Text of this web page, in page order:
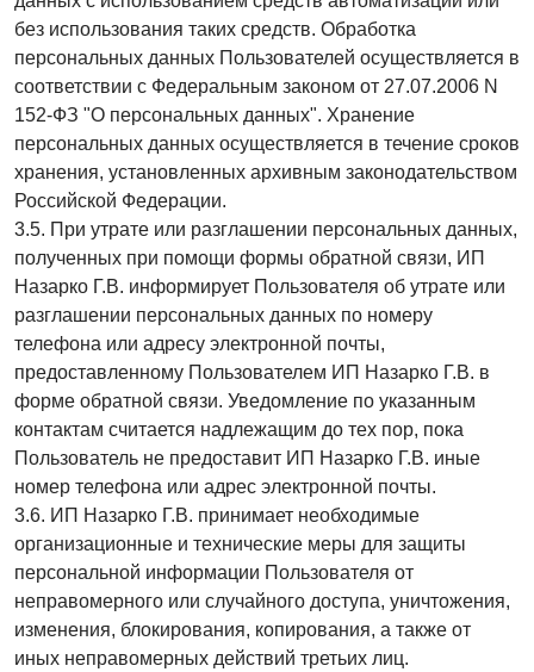
без использования таких средств. Обработка
персональных данных Пользователей осуществляется в
соответствии с Федеральным законом от 27.07.2006 N
152-ФЗ "О персональных данных". Хранение
персональных данных осуществляется в течение сроков
хранения, установленных архивным законодательством
Российской Федерации.
3.5. При утрате или разглашении персональных данных,
полученных при помощи формы обратной связи, ИП
Назарко Г.В. информирует Пользователя об утрате или
разглашении персональных данных по номеру
телефона или адресу электронной почты,
предоставленному Пользователем ИП Назарко Г.В. в
форме обратной связи. Уведомление по указанным
контактам считается надлежащим до тех пор, пока
Пользователь не предоставит ИП Назарко Г.В. иные
номер телефона или адрес электронной почты.
3.6. ИП Назарко Г.В. принимает необходимые
организационные и технические меры для защиты
персональной информации Пользователя от
неправомерного или случайного доступа, уничтожения,
изменения, блокирования, копирования, а также от
иных неправомерных действий третьих лиц.